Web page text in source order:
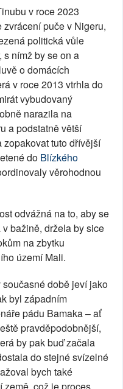
v roce 2023
puče v Nigeru,
politická vůle
s nímž by se on a
o domácích
v roce 2013 vtrhla do
vybudovaný
narazila na
a podstatně větší
tuto dřívější
do Blízkého
věrohodnou
odvážná na to, aby se
bažině, držela by sice
na zbytku
území Mali.
době jeví jako
byl západním
pádu Bamaka – ať
pravděpodobnější,
by pak buď začala
do stejné svízelné
bych také